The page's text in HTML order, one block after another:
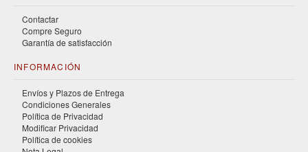
Contactar
Compre Seguro
Garantía de satisfacción
INFORMACIÓN
Envíos y Plazos de Entrega
Condiciones Generales
Política de Privacidad
Modificar Privacidad
Política de cookies